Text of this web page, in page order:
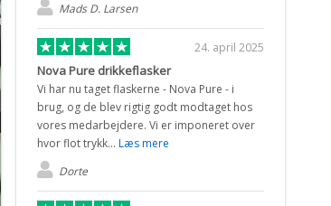
Mads D. Larsen
24. april 2025
Nova Pure drikkeflasker
Vi har nu taget flaskerne - Nova Pure - i
brug, og de blev rigtig godt modtaget hos
vores medarbejdere. Vi er imponeret over
hvor flot trykk...Læs mere
Dorte